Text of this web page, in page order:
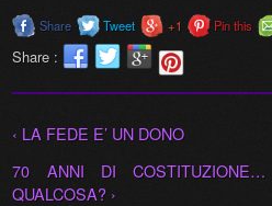
Share Tweet +1 Pin this
Share :
‹ LA FEDE E’ UN DONO
70 ANNI DI COSTITUZIONE…
QUALCOSA? ›